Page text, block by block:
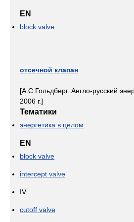
EN
block valve
отсечной клапан
—
[А.С.Гольдберг. Англо-русский
2006 г.]
Тематики
энергетика в целом
EN
block valve
intercept valve
IV
cutoff valve